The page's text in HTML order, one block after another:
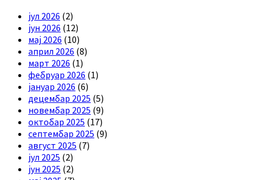
јул 2026 (2)
јун 2026 (12)
мај 2026 (10)
април 2026 (8)
март 2026 (1)
фебруар 2026 (1)
јануар 2026 (6)
децембар 2025 (5)
новембар 2025 (9)
октобар 2025 (17)
септембар 2025 (9)
август 2025 (7)
јул 2025 (2)
јун 2025 (2)